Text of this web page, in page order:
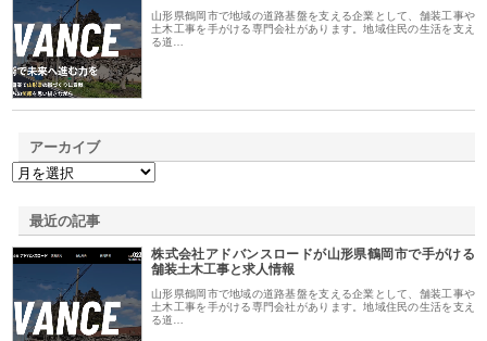
山形県鶴岡市で地域の道路基盤を支える企業として、舗装工事や
土木工事を手がける専門会社があります。地域住民の生活を支え
る道…
アーカイブ
最近の記事
株式会社アドバンスロードが山形県鶴岡市で手がける
舗装土木工事と求人情報
山形県鶴岡市で地域の道路基盤を支える企業として、舗装工事や
土木工事を手がける専門会社があります。地域住民の生活を支え
る道…